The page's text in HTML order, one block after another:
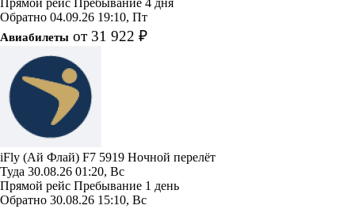
Обратно 04.09.26 19:10, Пт
Авиабилеты от 31 922 ₽
iFly (Ай Флай) F7 5919 Ночной перелёт
Туда 30.08.26 01:20, Вс
Прямой рейс Пребывание 1 день
Обратно 30.08.26 15:10, Вс